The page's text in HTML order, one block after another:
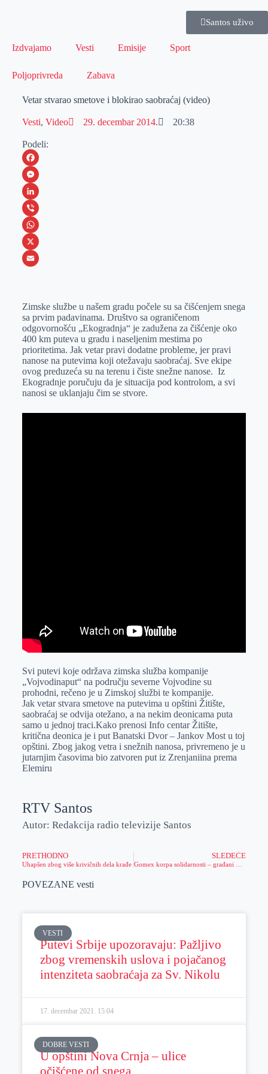
Santos uživo
Izdvajamo Vesti Emisije Sport
Poljoprivreda Zabava
Vetar stvarao smetove i blokirao saobraćaj (video)
Vesti, Video 29. decembar 2014. 20:38
Podeli:
F
a
c
e
b
o
M
e
s
s
e
e
r
L
i
n
k
I
n
V
i
b
W
h
s
A
p
p
X
a
i
l
Zimske službe u našem gradu počele su sa čišćenjem snega
sa prvim padavinama. Društvo sa ograničenom
odgovornošću „Ekogradnja“ je zadužena za čišćenje oko
400 km puteva u gradu i naseljenim mestima po
prioritetima. Jak vetar pravi dodatne probleme, jer pravi
nanose na putevima koji otežavaju saobraćaj. Sve ekipe
ovog preduzeća su na terenu i čiste snežne nanose. Iz
Ekogradnje poručuju da je situacija pod kontrolom, a svi
nanosi se uklanjaju čim se stvore.
Svi putevi koje održava zimska služba kompanije
„Vojvodinaput“ na području severne Vojvodine su
prohodni, rečeno je u Zimskoj službi te kompanije.
Jak vetar stvara smetove na putevima u opštini Žitište,
saobraćaj se odvija otežano, a na nekim deonicama puta
samo u jednoj traci.Kako prenosi Info centar Žitište,
kritična deonica je i put Banatski Dvor – Jankov Most u toj
opštini. Zbog jakog vetra i snežnih nanosa, privremeno je u
jutarnjim časovima bio zatvoren put iz Zrenjaniina prema
Elemiru
RTV Santos
Autor: Redakcija radio televizije Santos
PRETHODNO
Uhapšen zbog više krivičnih dela krađe
SLEDEĆE
POVEZANE vesti
VESTI
Putevi Srbije upozoravaju: Pažljivo
zbog vremenskih uslova i pojačanog
intenziteta saobraćaja za Sv. Nikolu
17. decembar 2021. 15:04
DOBRE VESTI
U opštini Nova Crnja – ulice
očišćene od snega